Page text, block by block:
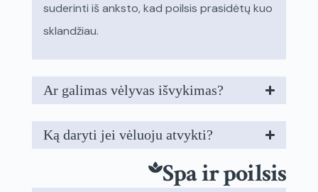
suderinti iš anksto, kad poilsis prasidėtų kuo
sklandžiau.
Ar galimas vėlyvas išvykimas?
Ką daryti jei vėluoju atvykti?
Spa ir poilsis